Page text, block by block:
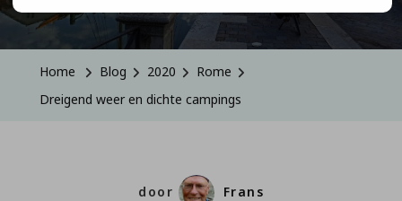
Home Blog 2020
Rome
Dreigend weer en dichte campings
door Frans